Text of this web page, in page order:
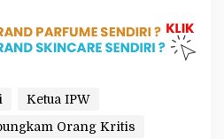
Ketua IPW
Orang Kritis